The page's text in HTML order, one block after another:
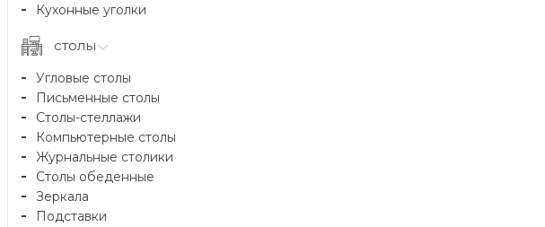
Кухонные уголки
столы
Угловые столы
Письменные столы
Столы-стеллажи
Компьютерные столы
Журнальные столики
Столы обеденные
Зеркала
Подставки